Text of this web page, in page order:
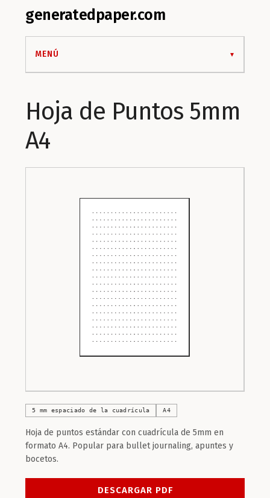
generatedpaper.com
MENÚ
Hoja de Puntos 5mm
A4
5 mm espaciado de la cuadrícula A4
Hoja de puntos estándar con cuadrícula de 5mm en
formato A4. Popular para bullet journaling, apuntes y
bocetos.
DESCARGAR PDF